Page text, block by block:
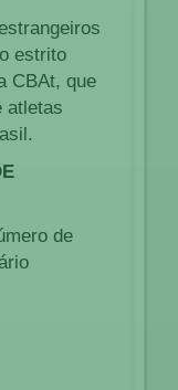
estrito
CBAt, que
atletas
de